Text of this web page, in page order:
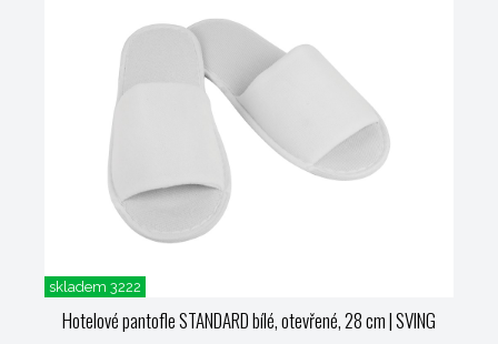
skladem 3222
Hotelové pantofle STANDARD bílé, otevřené, 28 cm| SVING